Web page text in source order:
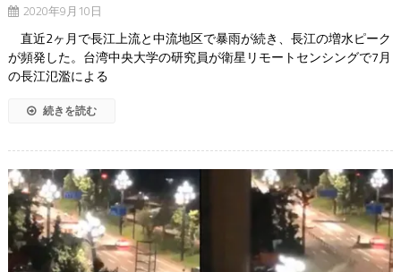
2020年9月10日
直近2ヶ月で長江上流と中流地区で暴雨が続き、長江の増水ピーク
が頻発した。台湾中央大学の研究員が衛星リモートセンシングで7月
の長江氾濫による
続きを読む